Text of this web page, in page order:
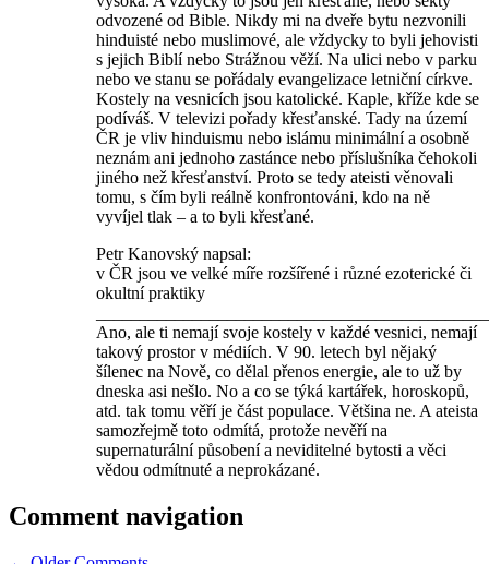
odvozené od Bible. Nikdy mi na dveře bytu nezvonili
hinduisté nebo muslimové, ale vždycky to byli jehovisti
s jejich Biblí nebo Strážnou věží. Na ulici nebo v parku
nebo ve stanu se pořádaly evangelizace letniční církve.
Kostely na vesnicích jsou katolické. Kaple, kříže kde se
podíváš. V televizi pořady křesťanské. Tady na území
ČR je vliv hinduismu nebo islámu minimální a osobně
neznám ani jednoho zastánce nebo příslušníka čehokoli
jiného než křesťanství. Proto se tedy ateisti věnovali
tomu, s čím byli reálně konfrontováni, kdo na ně
vyvíjel tlak – a to byli křesťané.
Petr Kanovský napsal:
v ČR jsou ve velké míře rozšířené i různé ezoterické či
okultní praktiky
Ano, ale ti nemají svoje kostely v každé vesnici, nemají
takový prostor v médiích. V 90. letech byl nějaký
šílenec na Nově, co dělal přenos energie, ale to už by
dneska asi nešlo. No a co se týká kartářek, horoskopů,
atd. tak tomu věří je část populace. Většina ne. A ateista
samozřejmě toto odmítá, protože nevěří na
supernaturální působení a neviditelné bytosti a věci
vědou odmítnuté a neprokázané.
Comment navigation